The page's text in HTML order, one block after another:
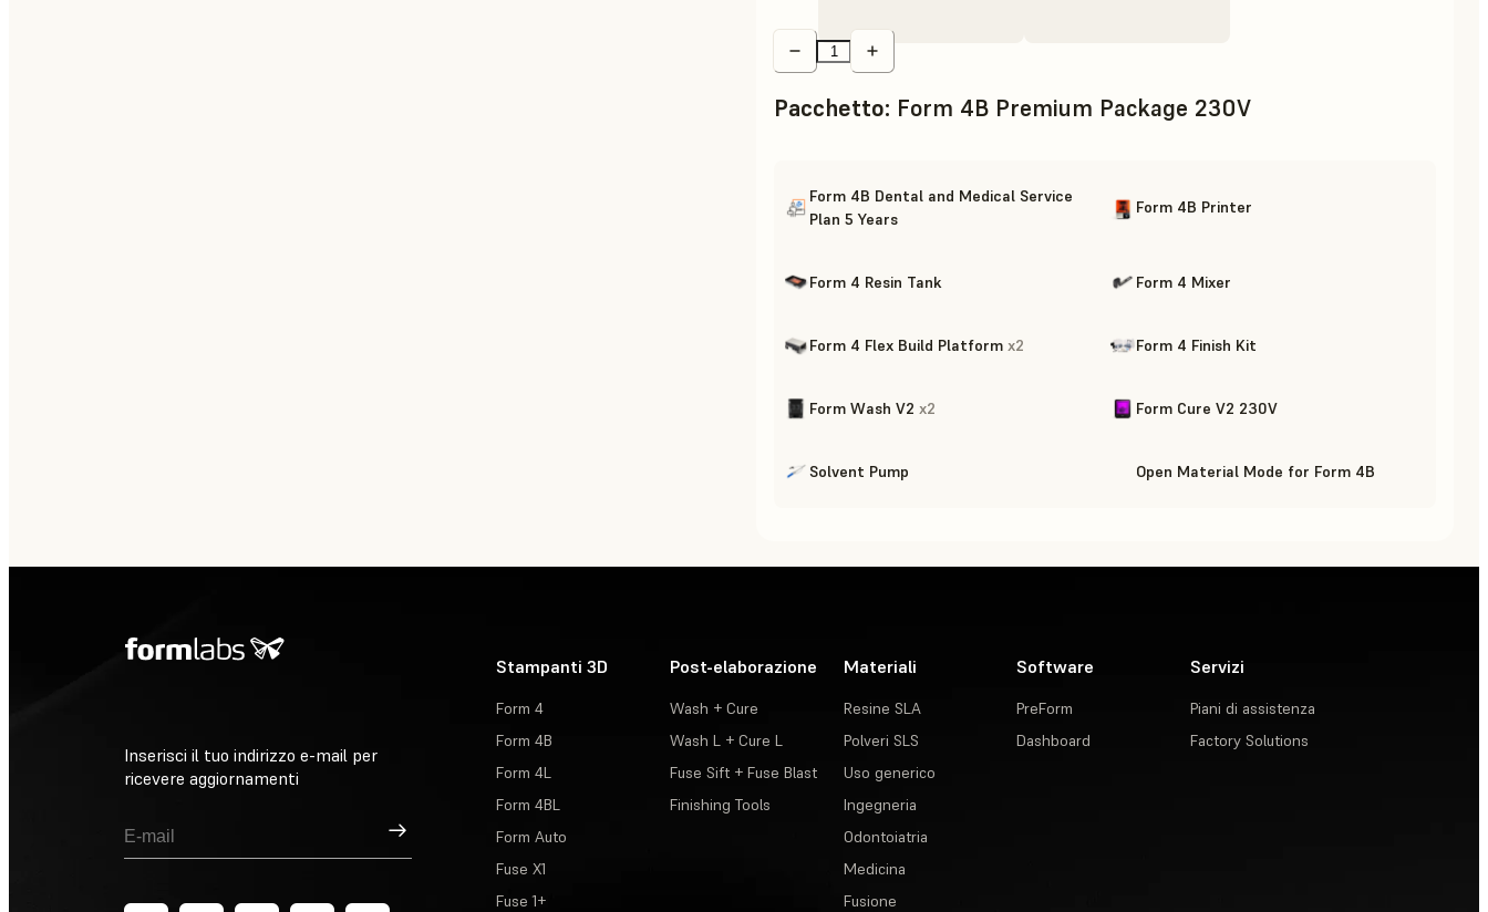
Pacchetto: Form 4B Premium Package 230V
Form 4B Dental and Medical Service
Plan 5 Years
Form 4B Printer
Form 4 Resin Tank Form 4 Mixer
Form 4 Flex Build Platform x2 Form 4 Finish Kit
Form Wash V2 x2 Form Cure V2 230V
Solvent Pump Open Material Mode for Form 4B
Inserisci il tuo indirizzo e-mail per
ricevere aggiornamenti
Registrati
Stampanti 3D
Form 4
Form 4B
Form 4L
Form 4BL
Form Auto
Fuse X1
Fuse 1+
Post-elaborazione
Wash + Cure
Wash L + Cure L
Fuse Sift + Fuse Blast
Finishing Tools
Materiali
Resine SLA
Polveri SLS
Uso generico
Ingegneria
Odontoiatria
Medicina
Fusione
Software
PreForm
Dashboard
Servizi
Piani di assistenza
Factory Solutions